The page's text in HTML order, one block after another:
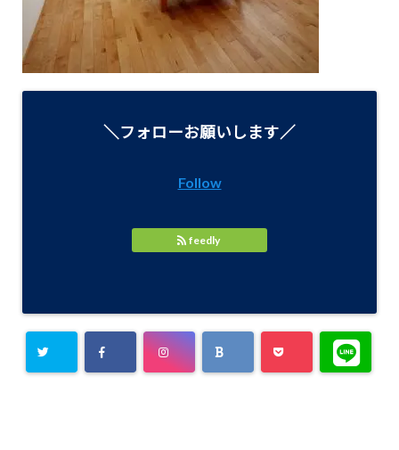
＼フォローお願いします／
Follow
feedly